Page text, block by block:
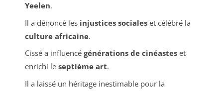
Yeelen.
Il a dénoncé les injustices socialeset célébré la
culture africaine.
Cissé a influencé générations de cinéasteset
enrichi le septième art.
Il a laissé un héritage inestimable pour la